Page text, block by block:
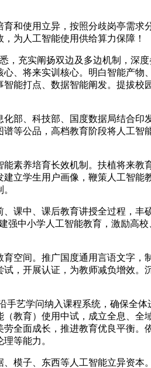
和使用立异，按照分歧岗亭需求
为人工智能使用供给算力保障！
充实阐扬双边及多边机制，深
、将来实训核心。明白智能产物
能打点、数据智能阐发。提拔校
、科技部、国度数据局结合印
等公品，高档教育阶段将人工智
素养培育长效机制。扶植将来教
立学生用户画像，鞭策人工智能
课中、课后教育讲授全过程，丰
强中小学人工智能教育，激励高
空间。推广国度通用言语文字，
，开展认证，为教师减负增效。
艺学问纳入课程系统，确保全体
教育）使用中试，成立全息、全
全面成长，推进教育优良平衡。
等能力。
子、东西等人工智能立异资本